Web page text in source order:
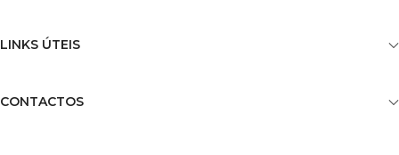
LINKS ÚTEIS
CONTACTOS